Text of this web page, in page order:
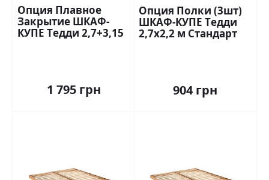
Опция Плавное
Закрытие ШКАФ-
КУПЕ Тедди 2,7+3,15
1 795 грн
Опция Полки (3шт)
ШКАФ-КУПЕ Тедди
2,7х2,2 м Стандарт
904 грн